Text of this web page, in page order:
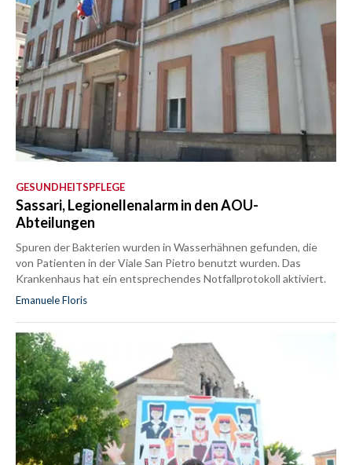
GESUNDHEITSPFLEGE
Sassari, Legionellenalarm in den AOU-
Abteilungen
Spuren der Bakterien wurden in Wasserhähnen gefunden, die
von Patienten in der Viale San Pietro benutzt wurden. Das
Krankenhaus hat ein entsprechendes Notfallprotokoll aktiviert.
Emanuele Floris